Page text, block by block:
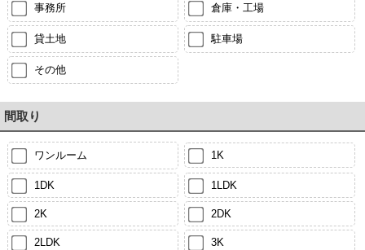
事務所 倉庫・工場
貸土地 駐車場
その他
間取り
ワンルーム 1K
1DK 1LDK
2K 2DK
2LDK 3K